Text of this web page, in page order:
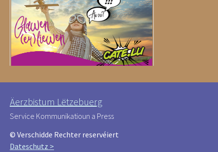
Äerzbistum Lëtzebuerg
Service Kommunikatioun a Press
© Verschidde Rechter reservéiert
Dateschutz >